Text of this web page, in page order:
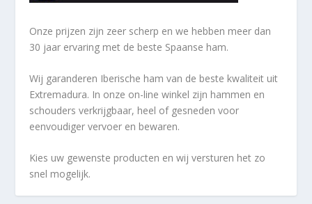
Onze prijzen zijn zeer scherp en we hebben meer dan
30 jaar ervaring met de beste Spaanse ham.
Wij garanderen Iberische ham van de beste kwaliteit uit
Extremadura. In onze on-line winkel zijn hammen en
schouders verkrijgbaar, heel of gesneden voor
eenvoudiger vervoer en bewaren.
Kies uw gewenste producten en wij versturen het zo
snel mogelijk.